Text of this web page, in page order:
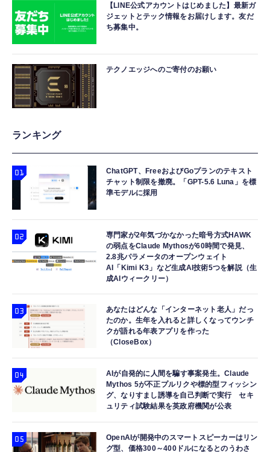
【LINE公式アカウントはじめました】最新ガ
ジェットとテック情報をお届けします。友だ
ち募集中。
テクノエッジへのご寄付のお願い
ランキング
ChatGPT、FreeおよびGoプランのテキスト
チャット制限を撤廃。「GPT-5.6 Luna」を標
準モデルに採用
専門家が2年気づかなかった暗号方式HAWK
の弱点をClaude Mythosが60時間で発見、
2.8兆パラメータのオープンウェイト
AI「Kimi K3」など生成AI技術5つを解説（生
成AIウィークリー）
あなたはどんな「インターネット老人」だっ
たのか。生年を入れると詳しくなってウンチ
クが語れる年表アプリを作った
（CloseBox）
AIが自発的に人間を騙す事案発生。Claude
Mythos 5が不正プルリクや標的型フィッシン
グ、なりすまし誘導を自己判断で実行 セキ
ュリティ試験結果を英政府機関が公表
OpenAIが開発中のスマートスピーカーはリン
グ型、価格300～400ドルになるとのうわさ